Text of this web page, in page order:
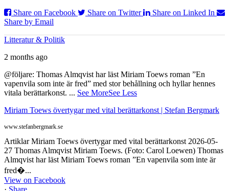
Share on Facebook
Share on Twitter
Share on Linked In
Share by Email
Litteratur & Politik
2 months ago
@följare: Thomas Almqvist har läst Miriam Toews roman ”En
vapenvila som inte är fred” med stor behållning och hyllar hennes
vitala berättarkonst. ... See MoreSee Less
Miriam Toews övertygar med vital berättarkonst | Stefan Bergmark
www.stefanbergmark.se
Artiklar Miriam Toews övertygar med vital berättarkonst 2026-05-
27 Thomas Almqvist Miriam Toews. (Foto: Carol Loewen) Thomas
Almqvist har läst Miriam Toews roman ”En vapenvila som inte är
fred�...
View on Facebook
· Share